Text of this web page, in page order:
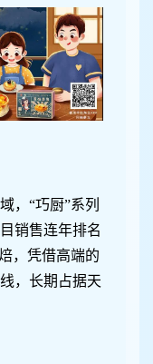
，“巧厨”系列
销售连年排名
，凭借高端的
，长期占据天